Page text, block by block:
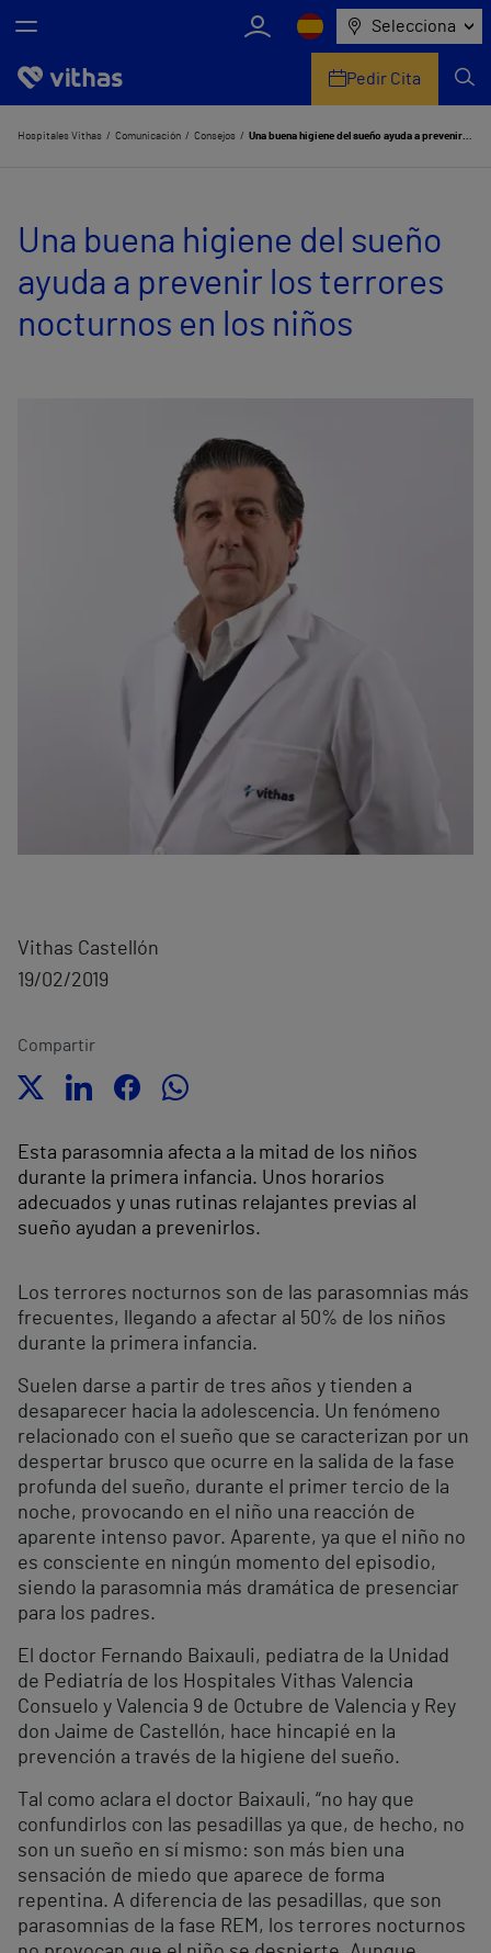
Selecciona
Nosotros
Servicios de salud
Equipo médico y asistencial
Pedir Cita
Hospitales Vithas Comunicación Consejos Una buena higiene del sueño ayuda a prevenir los terrores nocturnos en los niños
Una buena higiene del sueño
ayuda a prevenir los terrores
nocturnos en los niños
Vithas Castellón
19/02/2019
Compartir
Esta parasomnia afecta a la mitad de los niños
durante la primera infancia. Unos horarios
adecuados y unas rutinas relajantes previas al
sueño ayudan a prevenirlos.
Los terrores nocturnos son de las parasomnias más
frecuentes, llegando a afectar al 50% de los niños
durante la primera infancia.
Suelen darse a partir de tres años y tienden a
desaparecer hacia la adolescencia. Un fenómeno
relacionado con el sueño que se caracterizan por un
despertar brusco que ocurre en la salida de la fase
profunda del sueño, durante el primer tercio de la
noche, provocando en el niño una reacción de
aparente intenso pavor. Aparente, ya que el niño no
es consciente en ningún momento del episodio,
siendo la parasomnia más dramática de presenciar
para los padres.
El doctor Fernando Baixauli, pediatra de la Unidad
de Pediatría de los Hospitales Vithas Valencia
Consuelo y Valencia 9 de Octubre de Valencia y Rey
don Jaime de Castellón, hace hincapié en la
prevención a través de la higiene del sueño.
Tal como aclara el doctor Baixauli, “no hay que
confundirlos con las pesadillas ya que, de hecho, no
son un sueño en sí mismo: son más bien una
sensación de miedo que aparece de forma
repentina. A diferencia de las pesadillas, que son
parasomnias de la fase REM, los terrores nocturnos